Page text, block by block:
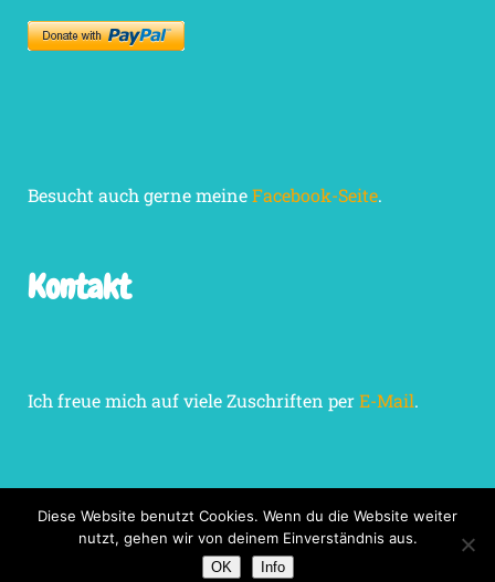
Besucht auch gerne meineFacebook-Seite.
Kontakt
Ich freue mich auf viele Zuschriften perE-Mail.
Datenschutzerklärung
Diese Website benutzt Cookies. Wenn du die Website weiter
nutzt, gehen wir von deinem Einverständnis aus.
OK Info